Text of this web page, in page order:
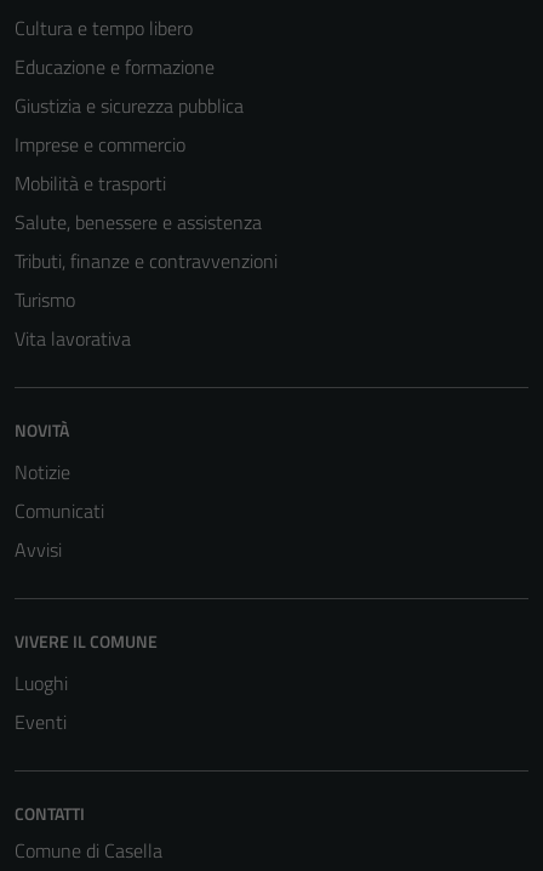
Cultura e tempo libero
Educazione e formazione
Giustizia e sicurezza pubblica
Imprese e commercio
Mobilità e trasporti
Salute, benessere e assistenza
Tributi, finanze e contravvenzioni
Turismo
Vita lavorativa
NOVITÀ
Notizie
Comunicati
Avvisi
VIVERE IL COMUNE
Luoghi
Eventi
CONTATTI
Comune di Casella
Questi cookie